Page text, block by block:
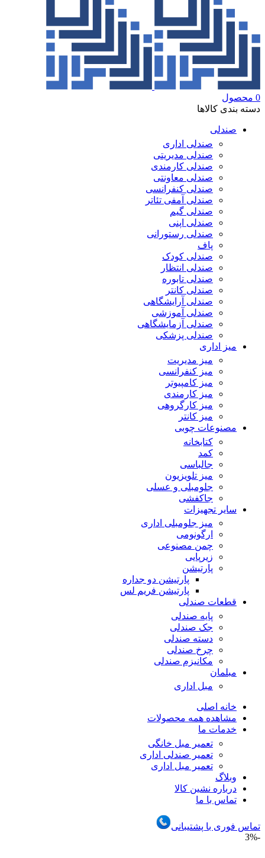
0 محصول
دسته بندی کالاها
صندلی
صندلی اداری
صندلی مدیریتی
صندلی کارمندی
صندلی معاونتی
صندلی کنفرانسی
صندلی آمفی تئاتر
صندلی گیم
صندلی اپنی
صندلی رستورانی
پاف
صندلی کودک
صندلی انتظار
صندلی تابوره
صندلی کانتر
صندلی آرایشگاهی
صندلی آموزشی
صندلی آزمایشگاهی
صندلی پزشکی
میز اداری
میز مدیریت
میز کنفرانسی
میز کامپیوتر
میز کارمندی
میز کارگروهی
میز کانتر
مصنوعات چوبی
کتابخانه
کمد
جالباسی
میز تلویزیون
جلومبلی و عسلی
جاکفشی
سایر تجهیزات
میز جلومبلی اداری
ارگونومی
چمن مصنوعی
زیرپایی
پارتیشن
پارتیشن دو جداره
پارتیشن فریم لس
قطعات صندلی
پایه صندلی
جک صندلی
دسته صندلی
چرخ صندلی
مکانیزم صندلی
مبلمان
مبل اداری
خانه اصلی
مشاهده همه محصولات
خدمات ما
تعمیر مبل خانگی
تعمیر صندلی اداری
تعمیر مبل اداری
وبلاگ
درباره نشین کالا
تماس با ما
تماس فوری با پشتیبانی
-3%